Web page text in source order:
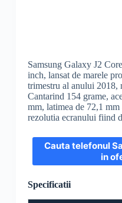
Samsung Galaxy J2
inch, lansat de marele
trimestru al anului 2018,
Cantarind 154 grame,
mm, latimea de 72,1
rezolutia ecranului fiind
Cauta telefonul
in
Specificatii